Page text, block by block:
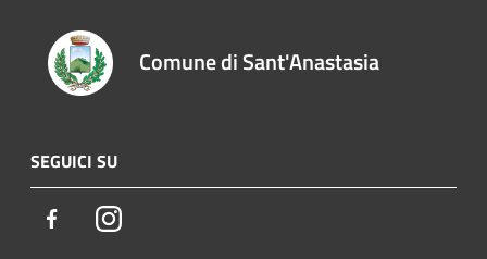
Comune di Sant'Anastasia
SEGUICI SU
FacebookInstagram